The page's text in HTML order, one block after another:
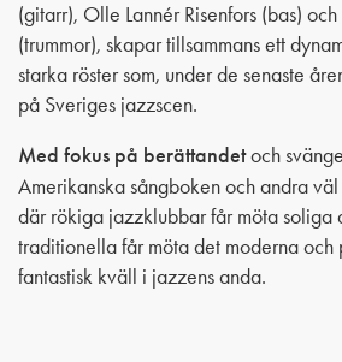
(gitarr), Olle Lannér Risenfors (bas)
(trummor), skapar tillsammans ett
starka röster som, under de senaste
på Sveriges jazzscen.
Med fokus på berättandetoch
Amerikanska sångboken och andra
där rökiga jazzklubbar får möta soliga
traditionella får möta det moderna och
fantastisk kväll i jazzens anda.